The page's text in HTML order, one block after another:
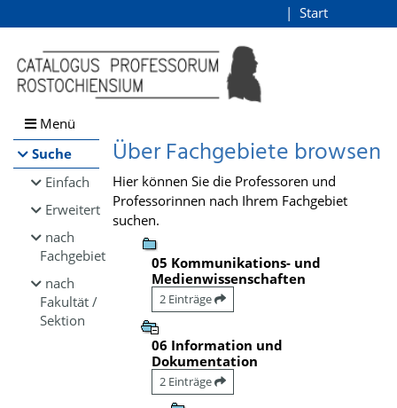
Browsen
direkt zum Inhalt
Start
Menü
Suche
Einfach
Erweitert
nach
Fachgebiet
nach
Fakultät /
Sektion
Über Fachgebiete browsen
Hier können Sie die Professoren und
Professorinnen nach Ihrem Fachgebiet
suchen.
05 Kommunikations- und
Medienwissenschaften
2 Einträge
06 Information und
Dokumentation
2 Einträge